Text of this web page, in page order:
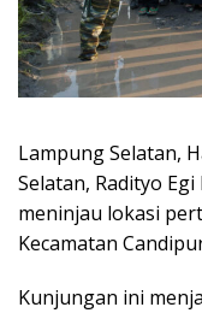
Lampung Selatan,
Selatan, Radityo
meninjau lokasi
Kecamatan
Kunjungan ini